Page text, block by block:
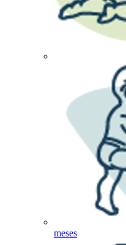
meses